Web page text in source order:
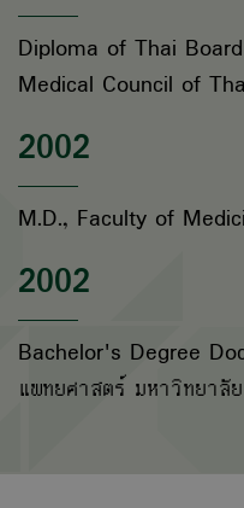
Diploma of Thai
Medical Council of
2002
M.D., Faculty of
2002
Bachelor's Degree
แพทยศาสตร์ มหาวิทยาลัย